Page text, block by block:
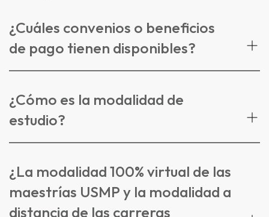
¿Cuáles convenios o beneficios
de pago tienen disponibles?
¿Cómo es la modalidad de
estudio?
¿La modalidad 100% virtual de las
maestrías USMP y la modalidad a
distancia de las carreras